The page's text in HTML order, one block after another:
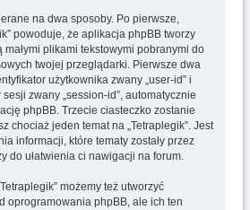
na dwa sposoby. Po pierwsze,
powoduje, że aplikacja phpBB tworzy
małymi plikami tekstowymi pobranymi do
twojej przeglądarki. Pierwsze dwa
użytkownika zwany „user-id” i
zwany „session-id”, automatycznie
phpBB. Trzecie ciasteczko zostanie
chociaż jeden temat na „Tetraplegik”. Jest
informacji, które tematy zostały przez
do ułatwienia ci nawigacji na forum.
możemy też utworzyć
oprogramowania phpBB, ale ich ten